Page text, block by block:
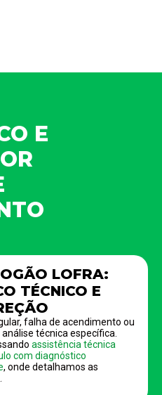
E
LOFRA:
TÉCNICO E
falha de acendimento ou
técnica específica.
assistência técnica
com diagnóstico
, onde detalhamos as